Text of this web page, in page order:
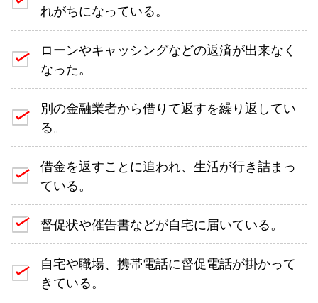
れがちになっている。
ローンやキャッシングなどの返済が出来なく
なった。
別の金融業者から借りて返すを繰り返してい
る。
借金を返すことに追われ、生活が行き詰まっ
ている。
督促状や催告書などが自宅に届いている。
自宅や職場、携帯電話に督促電話が掛かって
きている。